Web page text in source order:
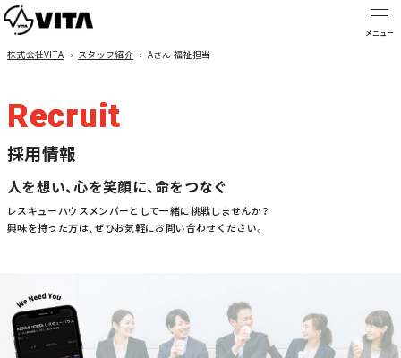
株式会社VITA › スタッフ紹介 › Aさん 福祉担当
Recruit
採用情報
人を想い、心を笑顔に、命をつなぐ
レスキューハウスメンバーとして一緒に挑戦しませんか？
興味を持った方は、ぜひお気軽にお問い合わせください。